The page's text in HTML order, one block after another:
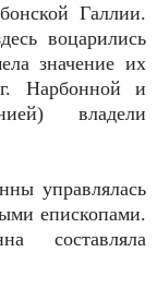
Галлии.
воцарились
значение их
Нарбонной и
владели
управлялась
епископами.
составляла